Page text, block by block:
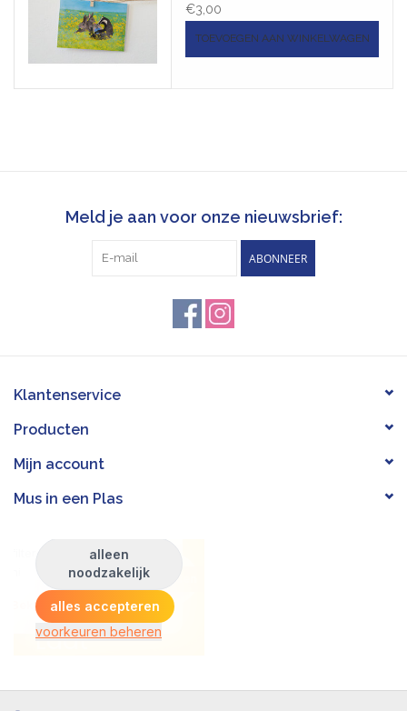
Cadeaubonnen
Blog
€3,00
TOEVOEGEN AAN WINKELWAGEN
Meld je aan voor onze nieuwsbrief:
ABONNEER
Klantenservice
Producten
Mijn account
Mus in een Plas